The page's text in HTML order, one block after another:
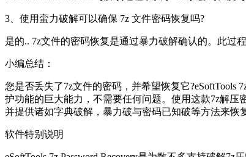
3、使用蛮力破解可以确保 7z 文件密码恢复吗?
是的.. 7z文件的密码恢复是通过暴力破解确认的。此过
小编总结：
您是否丢失了7z文件的密码，并希望恢复它?eSoftTools
护功能的巨大能力，不需要任何问题。使用这款7z解压
并提供诸如字典破解，暴力破与密码已知破等方法来恢
软件特别说明